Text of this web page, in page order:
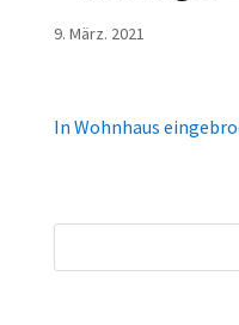
9. März. 2021
In Wohnhaus